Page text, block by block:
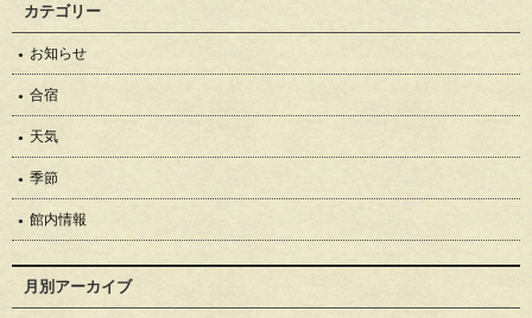
カテゴリー
お知らせ
合宿
天気
季節
館内情報
月別アーカイブ